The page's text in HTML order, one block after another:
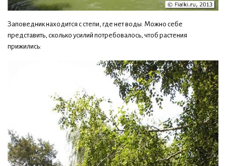
Заповедник находится с степи, где нет воды. Можно себе
представить, сколько усилий потребовалось, чтоб растения
прижились: